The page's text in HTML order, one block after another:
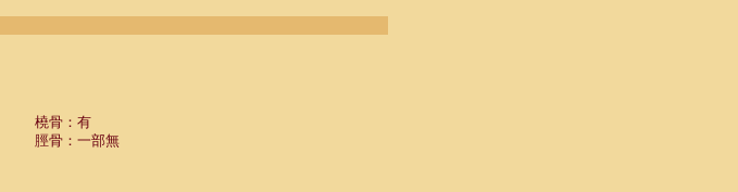
橈骨：有
脛骨：一部無